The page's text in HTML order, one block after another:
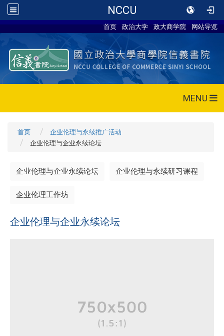
NCCU
首页 政治大学 政大商学院 网站导览
MENU
首页
企业伦理与永续推广活动
企业伦理与企业永续论坛
企业伦理与企业永续论坛 企业伦理与永续研习课程
企业伦理工作坊
企业伦理与企业永续论坛